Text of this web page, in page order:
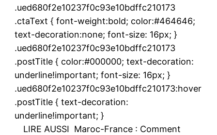
.ued680f2e10237f0c93e10bdffc210173
.ctaText { font-weight:bold; color:#464646;
text-decoration:none; font-size: 16px; }
.ued680f2e10237f0c93e10bdffc210173
.postTitle { color:#000000; text-decoration:
underline!important; font-size: 16px; }
.ued680f2e10237f0c93e10bdffc210173:hover
.postTitle { text-decoration:
underline!important; }
LIRE AUSSI Maroc-France : Comment